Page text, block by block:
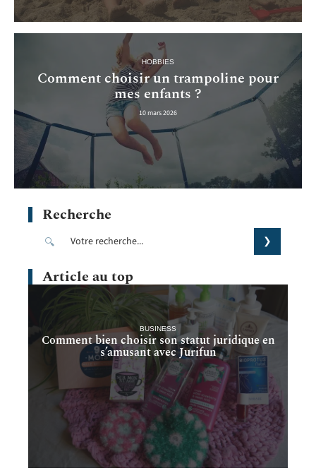
HOBBIES
Comment choisir un trampoline pour
mes enfants ?
10 mars 2026
Recherche
Article au top
BUSINESS
Comment bien choisir son statut juridique en
s’amusant avec Jurifun